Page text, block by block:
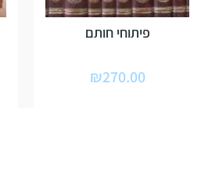
פיתוחי חותם
₪270.00